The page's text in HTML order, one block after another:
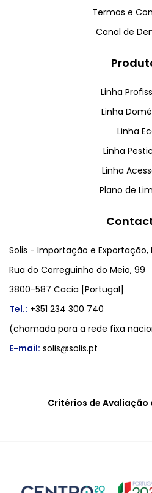
Termos e
Canal de
Linha
Linha
Linha
Linha
Linha
Plano de
Solis - Importação e Exportação,
Rua do Correguinho do Meio, 99
3800-587 Cacia [Portugal]
Tel.: +351 234 300 740
(chamada para a rede fixa
E-mail: solis@solis.pt
Critérios de Avaliação